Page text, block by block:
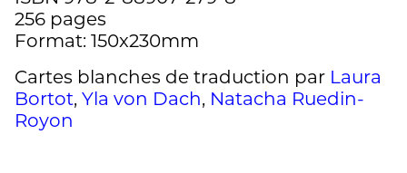
256 pages
Format: 150x230mm
Cartes blanches de traduction par Laura
Bortot, Yla von Dach, Natacha Ruedin-
Royon